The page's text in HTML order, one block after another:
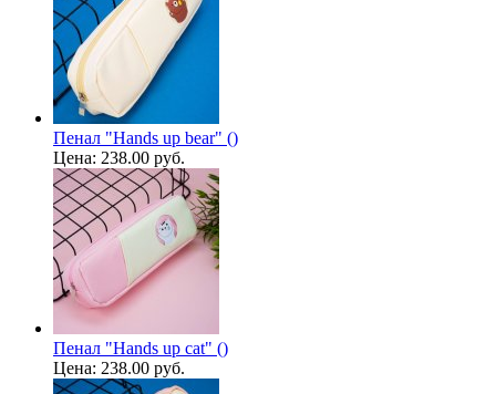
Пенал "Hands up bear" ()
Цена: 238.00 руб.
Пенал "Hands up cat" ()
Цена: 238.00 руб.